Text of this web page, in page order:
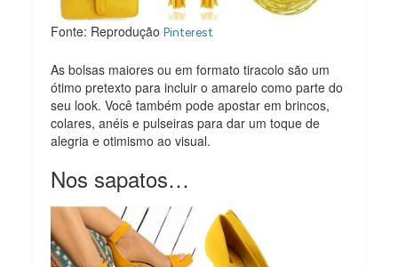
Fonte: ReproduçãoPinterest
As bolsas maiores ou em formato tiracolo são um
ótimo pretexto para incluir o amarelo como parte do
seu look. Você também pode apostar em brincos,
colares, anéis e pulseiras para dar um toque de
alegria e otimismo ao visual.
Nos sapatos…